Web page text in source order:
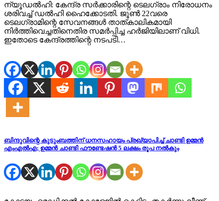
ന്യൂഡല്‍ഹി: കേന്ദ്ര സര്‍ക്കാരിന്റെ ടെലഗ്രാം നിരോധനം
ശരിവച്ച് ഡല്‍ഹി ഹൈക്കോടതി. ജൂണ്‍ 22വരെ
ടെലഗ്രാമിന്റെ സേവനങ്ങള്‍ താത്കാലികമായി
നിര്‍ത്തിവെച്ചതിനെതിര സമര്‍പ്പിച്ച ഹര്‍ജിയിലാണ് വിധി.
ഇതോടെ കേന്ദ്രത്തിന്റെ നടപടി…
ബിന്ദുവിന്റെ കുടുംബത്തിന് ധനസഹായം പ്രഖ്യാപിച്ച് ചാണ്ടി ഉമ്മൻ
എംഎൽഎ; ഉമ്മൻ ചാണ്ടി ഫൗണ്ടേഷൻ 5 ലക്ഷം രൂപ നൽകും